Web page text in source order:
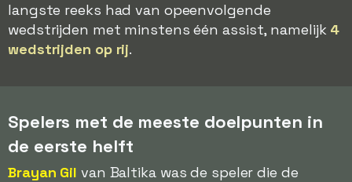
langste reeks had van opeenvolgende
wedstrijden met minstens één assist, namelijk 4
wedstrijden op rij.
Spelers met de meeste doelpunten in
de eerste helft
Brayan Gil van Baltika was de speler die de